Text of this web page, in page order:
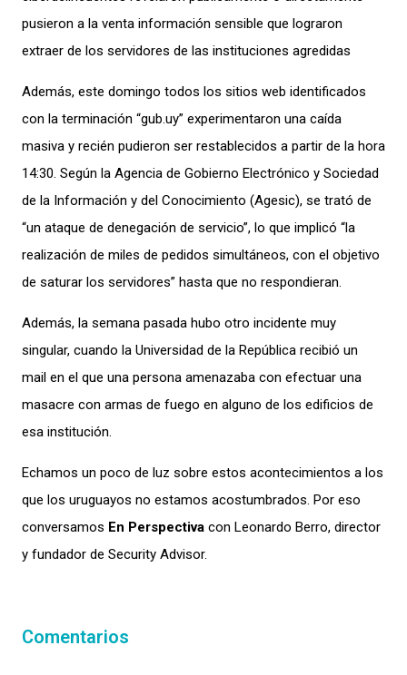
pusieron a la venta información sensible que lograron
extraer de los servidores de las instituciones agredidas
Además, este domingo todos los sitios web identificados
con la terminación “gub.uy” experimentaron una caída
masiva y recién pudieron ser restablecidos a partir de la hora
14:30. Según la Agencia de Gobierno Electrónico y Sociedad
de la Información y del Conocimiento (Agesic), se trató de
“un ataque de denegación de servicio”, lo que implicó “la
realización de miles de pedidos simultáneos, con el objetivo
de saturar los servidores” hasta que no respondieran.
Además, la semana pasada hubo otro incidente muy
singular, cuando la Universidad de la República recibió un
mail en el que una persona amenazaba con efectuar una
masacre con armas de fuego en alguno de los edificios de
esa institución.
Echamos un poco de luz sobre estos acontecimientos a los
que los uruguayos no estamos acostumbrados. Por eso
conversamos En Perspectiva con Leonardo Berro, director
y fundador de Security Advisor.
Comentarios